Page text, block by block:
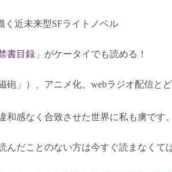
く近未来型SFライトノベル
書目録」 がケータイでも読める！
砲」）、アニメ化、webラジオ配信と
和感なく合致させた世界に私も虜です。
んだことのない方は今すぐ読まなくて